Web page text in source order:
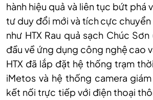
hành hiệu quả và liên tục bứt phá
tư duy đổi mới và tích cực chuyển
như HTX Rau quả sạch Chúc
đầu về ứng dụng công nghệ cao
HTX đã lắp đặt hệ thống trạm
iMetos và hệ thống camera
kết nối trực tiếp với điện thoại